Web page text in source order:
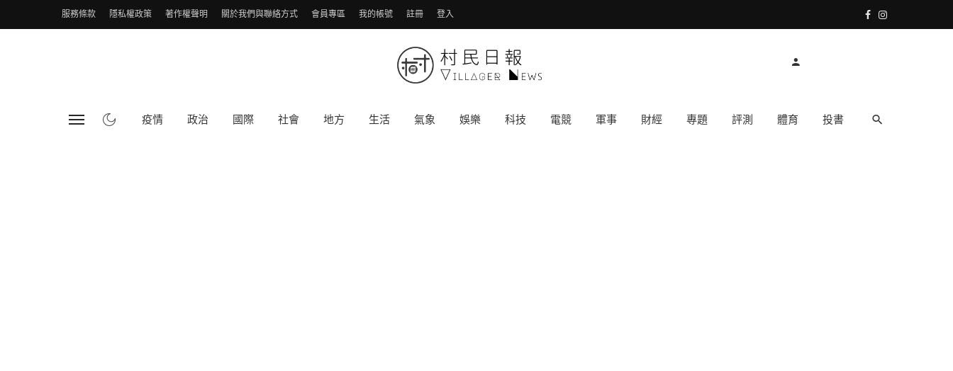
服務條款 隱私權政策 著作權聲明 關於我們與聯絡方式 會員專區 我的帳號 註冊 登入
疫情 政治 國際 社會 地方 生活 氣象 娛樂 科技 電競 軍事 財經 專題 評測 體育 投書